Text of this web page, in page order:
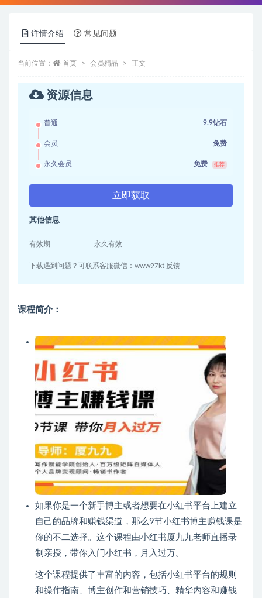
详情介绍 常见问题
当前位置： 首页 会员精品 正文
资源信息
普通 9.9钻石
会员 免费
永久会员 免费 推荐
立即获取
其他信息
有效期 永久有效
下载遇到问题？可联系客服微信：www97kt 反馈
课程简介：
如果你是一个新手博主或者想要在小红书平台上建立
自己的品牌和赚钱渠道，那么9节小红书博主赚钱课是
你的不二选择。这个课程由小红书厦九九老师直播录
制亲授，带你入门小红书，月入过万。
这个课程提供了丰富的内容，包括小红书平台的规则
和操作指南、博主创作和营销技巧、精华内容和赚钱